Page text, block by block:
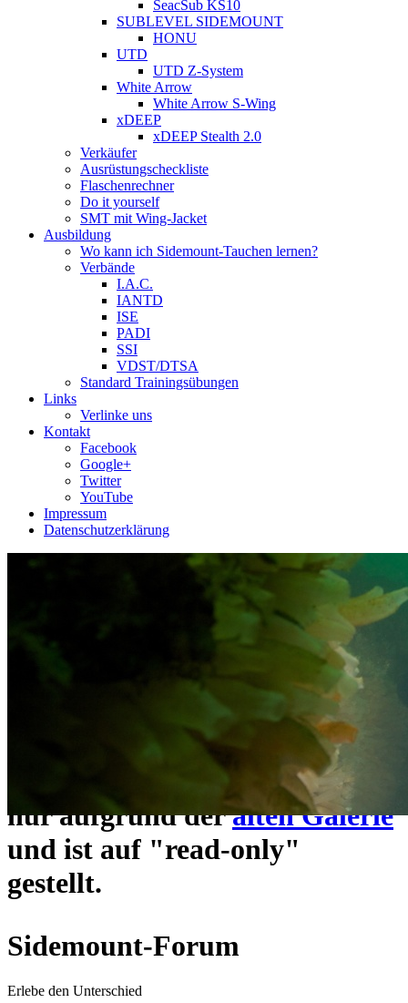
SeacSub KS10
SUBLEVEL SIDEMOUNT
HONU
UTD
UTD Z-System
White Arrow
White Arrow S-Wing
xDEEP
xDEEP Stealth 2.0
Verkäufer
Ausrüstungscheckliste
Flaschenrechner
Do it yourself
SMT mit Wing-Jacket
Ausbildung
Wo kann ich Sidemount-Tauchen lernen?
Verbände
I.A.C.
IANTD
ISE
PADI
SSI
VDST/DTSA
Standard Trainingsübungen
Links
Verlinke uns
Kontakt
Facebook
Google+
Twitter
YouTube
Impressum
Datenschutzerklärung
Das Sidemount-Forum ist auf
ein neues Forensystem
umgezogen und wie gewohnt
unter
https://www.sidemount-
erreichbar.
Das alte Forum hier existiert
nur aufgrund deralten Galerie
und ist auf "read-only"
gestellt.
Sidemount-Forum
Erlebe den Unterschied